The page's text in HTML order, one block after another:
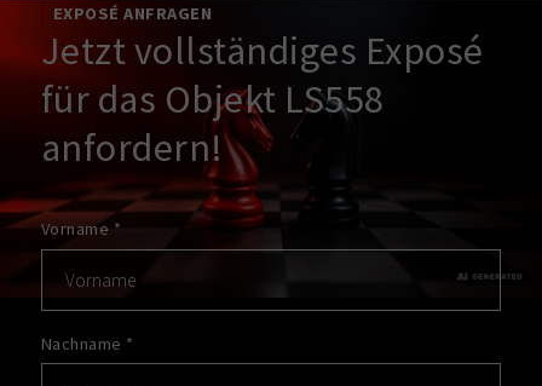
EXPOSÉ ANFRAGEN
Jetzt vollständiges Exposé
für das Objekt LS558
anfordern!
Vorname *
Nachname *